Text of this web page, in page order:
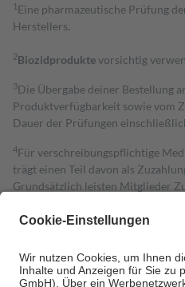
1 Eine pharmazeutische Prüfung
Herstellers.
2Biozidproduktevorsichtig
3Die Übergabe deiner Bestellung
Produktverfügbarkeit sowie vom
Dauer der Prüfungen
4Für verschreibungspflichtige
trägt einen Teil davon als
Grundsätzlich leisten Mitglieder
Diese Regeln gelten
Um das Engagement der
• Kindern und Jugendlichen bis